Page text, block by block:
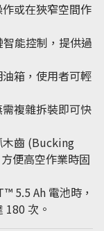
或在狹窄空間作
智能控制，提供過
箱 ，使用者可輕
複雜拆裝即可快
木齒 (Bucking
便高空作業時固
5.5 Ah 電池時，
次。